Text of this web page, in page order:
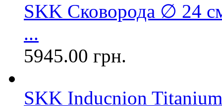
SKK Сковорода ∅ 24
...
5945.00 грн.
SKK Inducnion